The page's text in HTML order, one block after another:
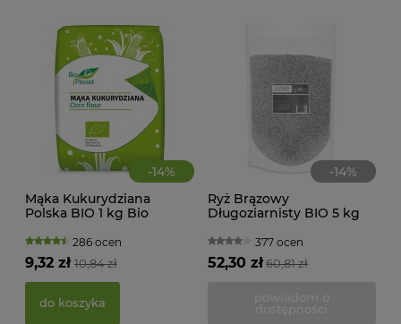
-14%
Mąka Kukurydziana
Polska BIO 1 kg Bio
286 ocen
10,84 zł
9,32 zł
do koszyka
-14%
Ryż Brązowy
Długoziarnisty BIO 5 kg
377 ocen
60,81 zł
52,30 zł